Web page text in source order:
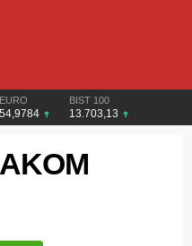
EURO
54,9784
BIST 100
13.703,13